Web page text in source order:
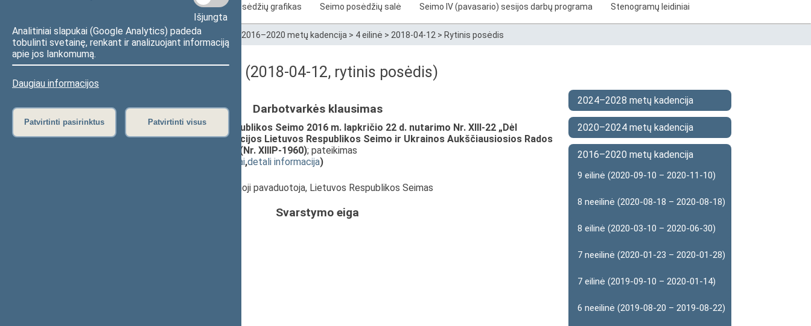
Išjungta
Analitiniai slapukai (Google Analytics) padeda
tobulinti svetainę, renkant ir analizuojant informaciją
apie jos lankomumą.
Daugiau informacijos
Patvirtinti pasirinktus Patvirtinti visus
Posėdžiai Posėdžių grafikas Seimo posėdžių salė Seimo IV (pavasario) sesijos darbų programa Stenogramų leidiniai
Pradžia>Seimo posėdžiai>Kadencijos 2016–2020 metų kadencija > 4 eilinė > 2018-04-12 > Rytinis posėdis
Darbotvarkės klausimas (2018-04-12, rytinis posėdis)
Darbotvarkės klausimas
Seimo nutarimo „Dėl Lietuvos Respublikos Seimo 2016 m. lapkričio 22 d. nutarimo Nr. XIII-22 „Dėl
Lietuvos Respublikos Seimo delegacijos Lietuvos Respublikos Seimo ir Ukrainos Aukščiausiosios Rados
Asamblėjoje“ pakeitimo“ projektas (Nr. XIIIP-1960); pateikimas
susiję dokumentai,detali informacija)
, Seimo Pirmininko pirmoji pavaduotoja, Lietuvos Respublikos Seimas
Svarstymo eiga
2024–2028 metų kadencija
2020–2024 metų kadencija
2016–2020 metų kadencija
9 eilinė (2020-09-10 – 2020-11-10)
8 neeilinė (2020-08-18 – 2020-08-18)
8 eilinė (2020-03-10 – 2020-06-30)
7 neeilinė (2020-01-23 – 2020-01-28)
7 eilinė (2019-09-10 – 2020-01-14)
6 neeilinė (2019-08-20 – 2019-08-22)